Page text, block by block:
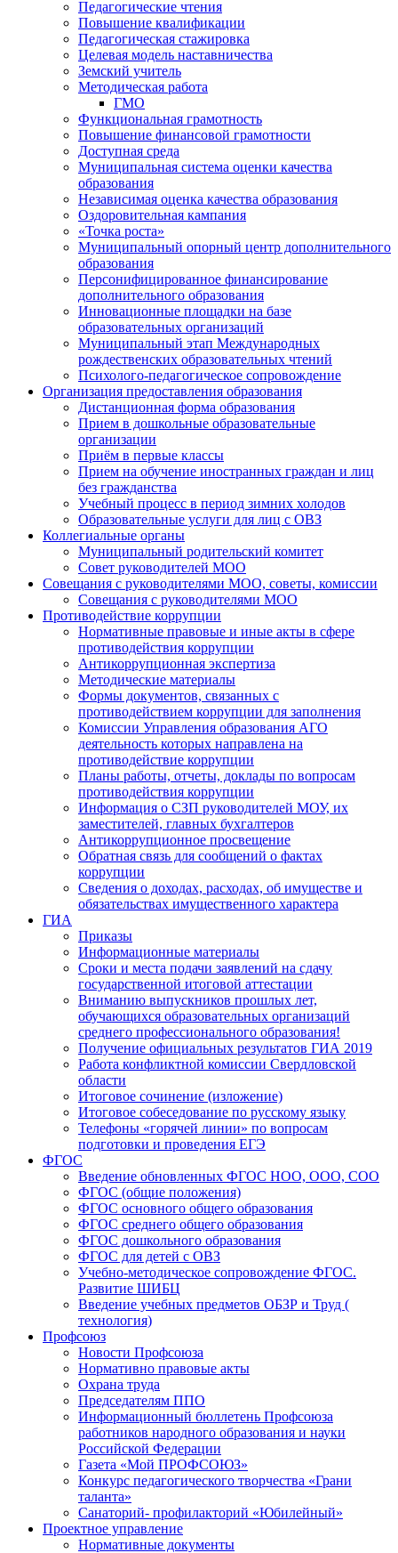
Педагогические чтения
Повышение квалификации
Педагогическая стажировка
Целевая модель наставничества
Земский учитель
Методическая работа
ГМО
Функциональная грамотность
Повышение финансовой грамотности
Доступная среда
Муниципальная система оценки качества
образования
Независимая оценка качества образования
Оздоровительная кампания
«Точка роста»
Муниципальный опорный центр дополнительного
образования
Персонифицированное финансирование
дополнительного образования
Инновационные площадки на базе
образовательных организаций
Муниципальный этап Международных
рождественских образовательных чтений
Психолого-педагогическое сопровождение
Организация предоставления образования
Дистанционная форма образования
Прием в дошкольные образовательные
организации
Приём в первые классы
Прием на обучение иностранных граждан и лиц
без гражданства
Учебный процесс в период зимних холодов
Образовательные услуги для лиц с ОВЗ
Коллегиальные органы
Муниципальный родительский комитет
Совет руководителей МОО
Совещания с руководителями МОО, советы, комиссии
Совещания с руководителями МОО
Противодействие коррупции
Нормативные правовые и иные акты в сфере
противодействия коррупции
Антикоррупционная экспертиза
Методические материалы
Формы документов, связанных с
противодействием коррупции для заполнения
Комиссии Управления образования АГО
деятельность которых направлена на
противодействие коррупции
Планы работы, отчеты, доклады по вопросам
противодействия коррупции
Информация о СЗП руководителей МОУ, их
заместителей, главных бухгалтеров
Антикоррупционное просвещение
Обратная связь для сообщений о фактах
коррупции
Сведения о доходах, расходах, об имуществе и
обязательствах имущественного характера
ГИА
Приказы
Информационные материалы
Сроки и места подачи заявлений на сдачу
государственной итоговой аттестации
Вниманию выпускников прошлых лет,
обучающихся образовательных организаций
среднего профессионального образования!
Получение официальных результатов ГИА 2019
Работа конфликтной комиссии Свердловской
области
Итоговое сочинение (изложение)
Итоговое собеседование по русскому языку
Телефоны «горячей линии» по вопросам
подготовки и проведения ЕГЭ
ФГОС
Введение обновленных ФГОС НОО, ООО, СОО
ФГОС (общие положения)
ФГОС основного общего образования
ФГОС среднего общего образования
ФГОС дошкольного образования
ФГОС для детей с ОВЗ
Учебно-методическое сопровождение ФГОС.
Развитие ШИБЦ
Введение учебных предметов ОБЗР и Труд (
технология)
Профсоюз
Новости Профсоюза
Нормативно правовые акты
Охрана труда
Председателям ППО
Информационный бюллетень Профсоюза
работников народного образования и науки
Российской Федерации
Газета «Мой ПРОФСОЮЗ»
Конкурс педагогического творчества «Грани
таланта»
Санаторий- профилакторий «Юбилейный»
Проектное управление
Нормативные документы